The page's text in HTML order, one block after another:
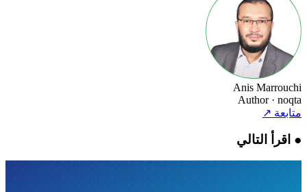
Anis Marrouchi
Author · noqta
متابعة↗
●اقرأ التالي